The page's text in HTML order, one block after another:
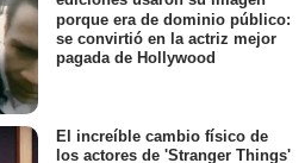
porque era de dominio público:
se convirtió en la actriz mejor
pagada de Hollywood
El increíble cambio físico de
los actores de 'Stranger Things'